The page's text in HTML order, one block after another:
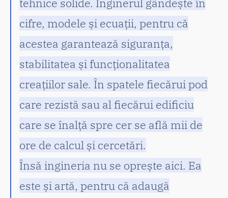
cifre, modele și ecuații, pentru că
acestea garantează siguranța,
stabilitatea și funcționalitatea
creațiilor sale. În spatele fiecărui pod
care rezistă sau al fiecărui edificiu
care se înalță spre cer se află mii de
ore de calcul și cercetări.
Însă ingineria nu se oprește aici. Ea
este și artă, pentru că adaugă